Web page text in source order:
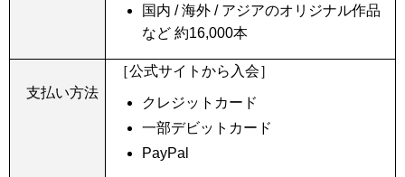
国内 / 海外 / アジアのオリジナル作品
など 約16,000本
支払い方法
［公式サイトから入会］
クレジットカード
一部デビットカード
PayPal